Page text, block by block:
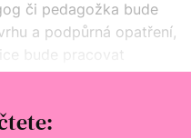
či pedagožka bude
a podpůrná opatření,
bude pracovat
a spokojenější děti